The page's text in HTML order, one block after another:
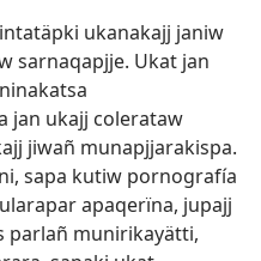
ukanakajj janiw
sarnaqapjje. Ukat jan
jan ukajj colerataw
jiwañ munapjjarakispa.
sapa kutiw pornografía
apaqerïna, jupajj
parlañ munirikayätti,